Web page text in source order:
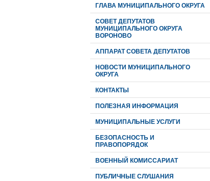
ГЛАВА МУНИЦИПАЛЬНОГО ОКРУГА
CОВЕТ ДЕПУТАТОВ
МУНИЦИПАЛЬНОГО ОКРУГА
ВОРОНОВО
АППАРАТ СОВЕТА ДЕПУТАТОВ
НОВОСТИ МУНИЦИПАЛЬНОГО
ОКРУГА
КОНТАКТЫ
ПОЛЕЗНАЯ ИНФОРМАЦИЯ
МУНИЦИПАЛЬНЫЕ УСЛУГИ
БЕЗОПАСНОСТЬ И
ПРАВОПОРЯДОК
ВОЕННЫЙ КОМИССАРИАТ
ПУБЛИЧНЫЕ СЛУШАНИЯ